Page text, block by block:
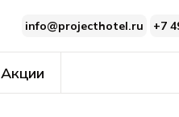
info@projecthotel.ru +7
Акции